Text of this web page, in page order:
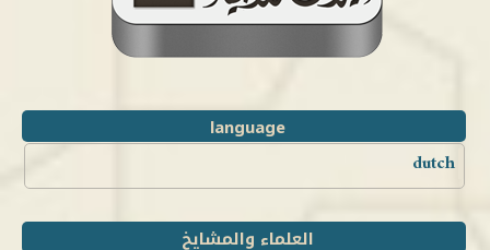
language
dutch
العلماء والمشايخ